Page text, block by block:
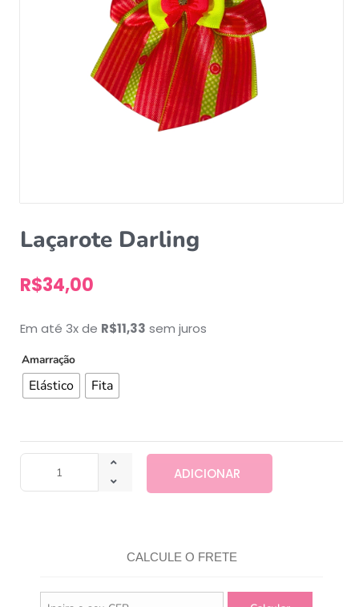
Laçarote Darling
R$34,00
Em até 3x de R$11,33 sem juros
Amarração
Elástico Fita
ADICIONAR
CALCULE O FRETE